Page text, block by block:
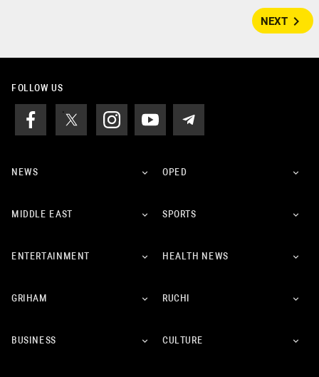
NEXT navigate_next
FOLLOW US
NEWS OPED
MIDDLE EAST SPORTS
ENTERTAINMENT HEALTH NEWS
GRIHAM RUCHI
BUSINESS CULTURE